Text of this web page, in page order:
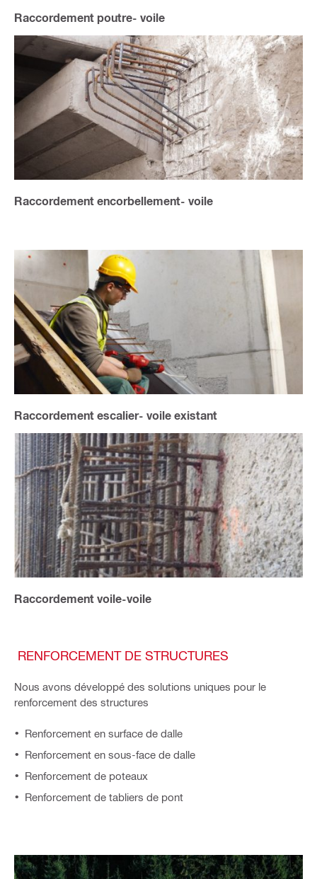
Raccordement poutre- voile
Raccordement encorbellement- voile
Raccordement escalier- voile existant
Raccordement voile-voile
RENFORCEMENT DE STRUCTURES
Nous avons développé des solutions uniques pour le
renforcement des structures
Renforcement en surface de dalle
Renforcement en sous-face de dalle
Renforcement de poteaux
Renforcement de tabliers de pont